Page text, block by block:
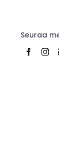
Seuraa